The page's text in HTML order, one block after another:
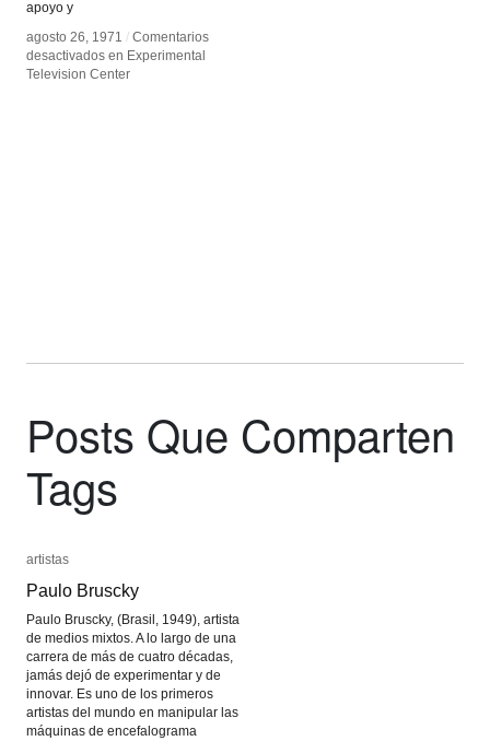
apoyo y
agosto 26, 1971 / Comentarios
desactivados en Experimental
Television Center
agosto 26, 1971 / Comentarios
desactivados en Experimental
Television Center
Posts Que Comparten
Tags
artistas
Paulo Bruscky
Paulo Bruscky, (Brasil, 1949), artista
de medios mixtos. A lo largo de una
carrera de más de cuatro décadas,
jamás dejó de experimentar y de
innovar. Es uno de los primeros
artistas del mundo en manipular las
máquinas de encefalograma
artistas
Paulo Bruscky